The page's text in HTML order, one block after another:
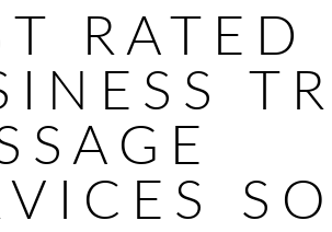
RATED